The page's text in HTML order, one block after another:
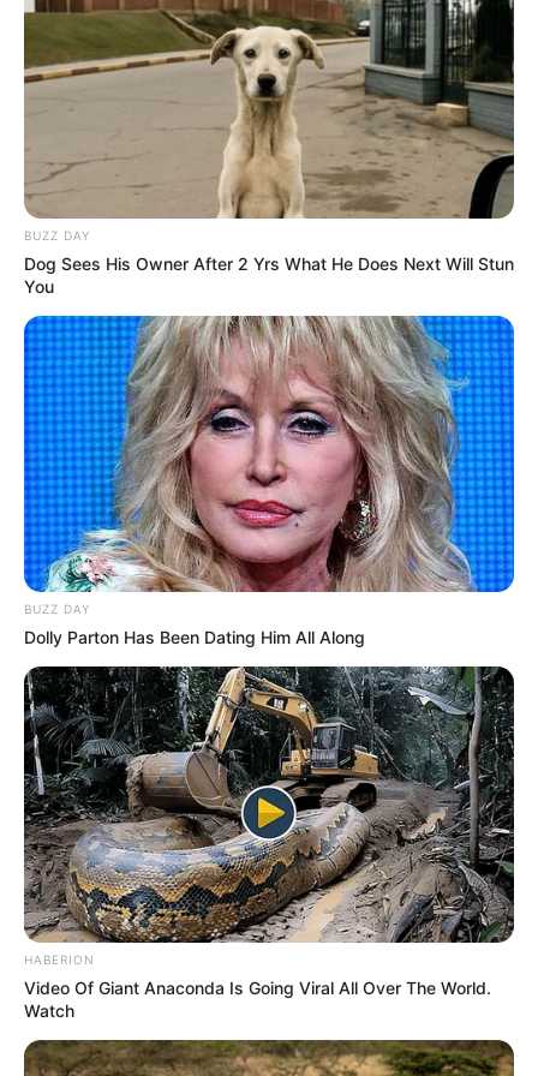
que é ótimo para aprender coisas diferentes,beijos
há 13 anos
Adoro croche, quero aprender muito com vocês!!
Obrigada e bom dia a todos!!
maria do socorro araujo do nascimento
maria joaquina giglioli há 13 anos
Amei a almofada e a camiseta.Brigadão pela ideia.
maria geralda matias há 13 anos
adoro receber novidades amo artesanato e
principamente essa blusa com fuxico ficou
simplesmente maravilhosa , e com jornal , costumo
fazer decorando espelho de banheiro etc .
há 13 anos
Adoro artesanato croche trico e tudo q vcs
apresentam mto obrigada pelas dicas maravilhosas
Nilza carneiro há 13 anos
é tudo muito lindo e fácil de fazer… AMEIII
Roseli há 13 anos
adoro ver as novidades que vcs postam,faço crochê e
paginas da revista,vcs estão de parabéns.
marcia há 13 anos
BUZZ DAY
Dog Sees His Owner After 2 Yrs What He Does Next Will Stun
You
BUZZ DAY
Dolly Parton Has Been Dating Him All Along
HABERION
Video Of Giant Anaconda Is Going Viral All Over The World.
Watch